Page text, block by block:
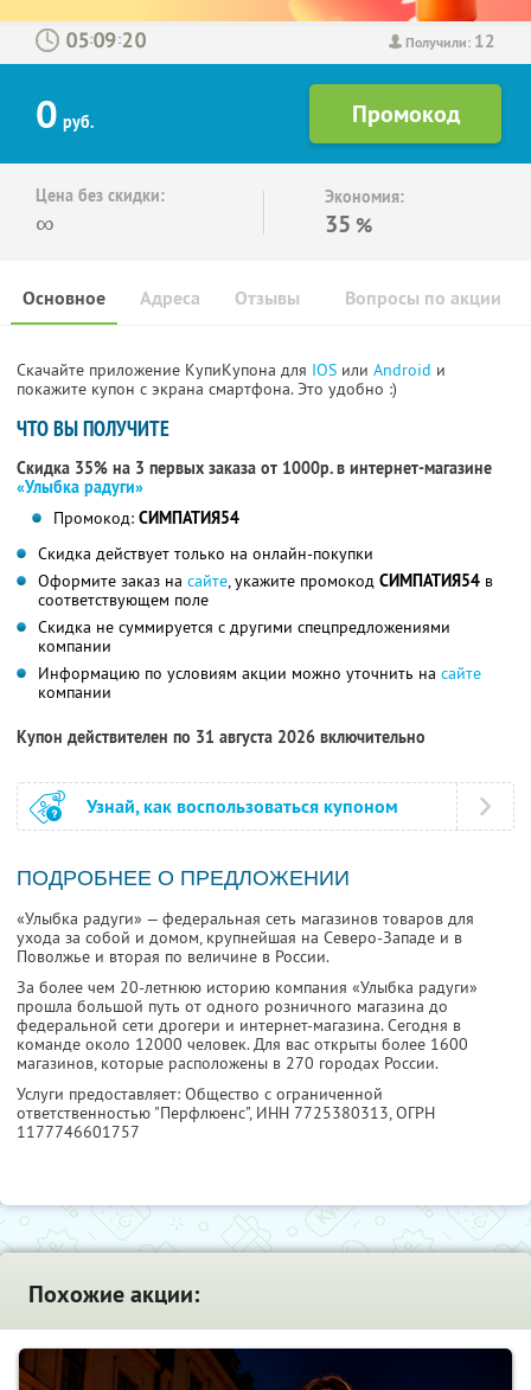
Получили: 12
: :
0 руб.
Цена без скидки:
∞
Экономия:
35 %
Основное Отзывы Вопросы по акции
Адреса
Скачайте приложение КупиКупона для IOS или Android и
покажите купон с экрана смартфона. Это удобно :)
ЧТО ВЫ ПОЛУЧИТЕ
Скидка 35% на 3 первых заказа от 1000р. в интернет-магазине
«Улыбка радуги»
Промокод: СИМПАТИЯ54
Скидка действует только на онлайн-покупки
Оформите заказ на сайте, укажите промокод СИМПАТИЯ54 в
соответствующем поле
Скидка не суммируется с другими спецпредложениями
компании
Информацию по условиям акции можно уточнить на сайте
компании
Купон действителен по 31 августа 2026 включительно
Узнай, как воспользоваться купоном
ПОДРОБНЕЕ О ПРЕДЛОЖЕНИИ
«Улыбка радуги» — федеральная сеть магазинов товаров для
ухода за собой и домом, крупнейшая на Северо-Западе и в
Поволжье и вторая по величине в России.
За более чем 20-летнюю историю компания «Улыбка радуги»
прошла большой путь от одного розничного магазина до
федеральной сети дрогери и интернет-магазина. Сегодня в
команде около 12000 человек. Для вас открыты более 1600
магазинов, которые расположены в 270 городах России.
Услуги предоставляет: Общество с ограниченной
ответственностью "Перфлюенс", ИНН 7725380313, ОГРН
1177746601757
Похожие акции: